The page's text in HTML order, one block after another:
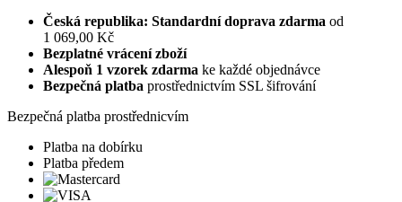
Česká republika: Standardní doprava zdarma od
1 069,00 Kč
Bezplatné vrácení zboží
Alespoň 1 vzorek zdarma ke každé objednávce
Bezpečná platba prostřednictvím SSL šifrování
Bezpečná platba prostřednicvím
Platba na dobírku
Platba předem